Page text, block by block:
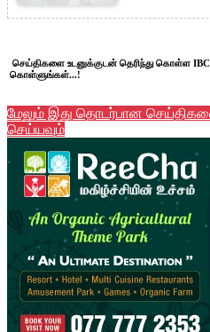
செய்திகளை உடனுக்குடன் தெரிந்து கொள்ள IBC
கொள்ளுங்கள்...!
மேலும் இது தொடர்பான
செய்யவும்